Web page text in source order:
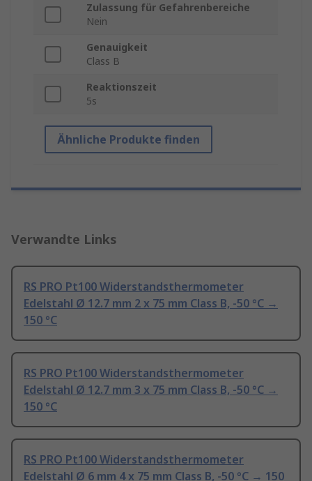
Zulassung für Gefahrenbereiche
Nein
Genauigkeit
Class B
Reaktionszeit
5s
Ähnliche Produkte finden
Verwandte Links
RS PRO Pt100 Widerstandsthermometer
Edelstahl Ø 12.7 mm 2 x 75 mm Class B, -50 °C →
150 °C
RS PRO Pt100 Widerstandsthermometer
Edelstahl Ø 12.7 mm 3 x 75 mm Class B, -50 °C →
150 °C
RS PRO Pt100 Widerstandsthermometer
Edelstahl Ø 6 mm 4 x 75 mm Class B, -50 °C → 150